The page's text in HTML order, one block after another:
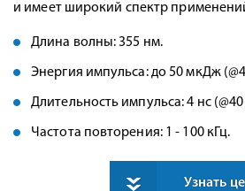
и имеет широкий спектр
Длина волны: 355 нм.
Энергия импульса: до 50 мкДж
Длительность импульса: 4 нс (@40
Частота повторения: 1 - 100 кГц.
Узнать